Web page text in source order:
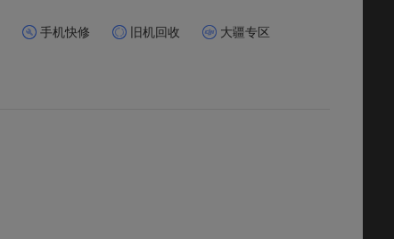
手机快修 旧机回收 大疆专区